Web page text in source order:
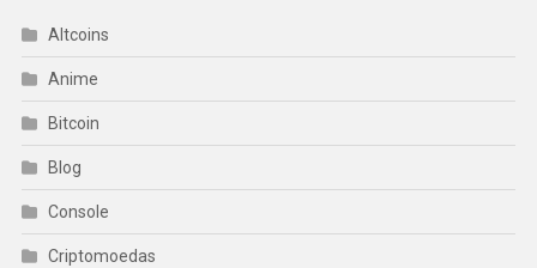
Altcoins
Anime
Bitcoin
Blog
Console
Criptomoedas